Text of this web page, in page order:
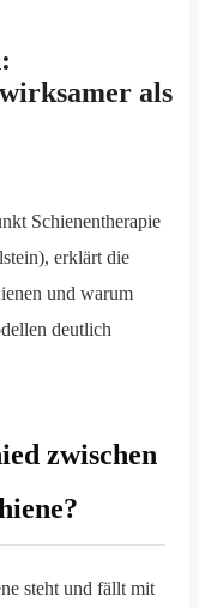
als
Schienentherapie
erklärt die
und warum
deutlich
zwischen
steht und fällt mit